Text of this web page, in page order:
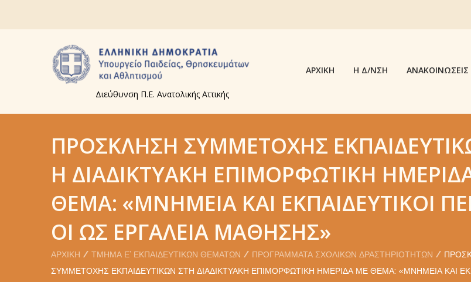
Διεύθυνση Π.Ε. Ανατολικής Αττικής
ΑΡΧΙΚΉ Η Δ/ΝΣΗ ΑΝΑΚΟΙΝΏΣΕΙΣ
ΠΡΌΣΚΛΗΣΗ ΣΥΜΜΕΤΟΧΉΣ
Η ΔΙΑΔΙΚΤΥΑΚΉ ΕΠΙΜΟΡΦΩΤΙΚΉ
ΘΈΜΑ: «ΜΝΗΜΕΊΑ ΚΑΙ ΕΚΠΑΙΔΕΥΤΙΚΟΊ
ΟΙ ΩΣ ΕΡΓΑΛΕΊΑ ΜΆΘΗΣΗΣ»
ΑΡΧΙΚΉ ΤΜΉΜΑ Ε’ ΕΚΠΑΙΔΕΥΤΙΚΏΝ ΘΕΜΆΤΩΝ ΠΡΟΓΡΆΜΜΑΤΑ ΣΧΟΛΙΚΏΝ ΔΡΑΣΤΗΡΙΟΤΉΤΩΝ
ΣΥΜΜΕΤΟΧΉΣ ΕΚΠΑΙΔΕΥΤΙΚΏΝ ΣΤΗ ΔΙΑΔΙΚΤΥΑΚΉ ΕΠΙΜΟΡΦΩΤΙΚΉ ΗΜΕΡΊΔΑ ΜΕ ΘΈΜΑ: «ΜΝΗΜΕΊΑ ΚΑΙ